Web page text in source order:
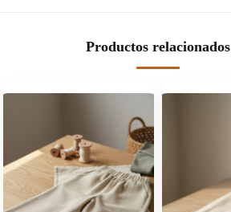
Productos relacionados